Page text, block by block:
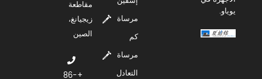
يوياو.
مرساة
كم
مرساة
التعادل
مقاطعة
زيجيانغ،
الصين
+86-